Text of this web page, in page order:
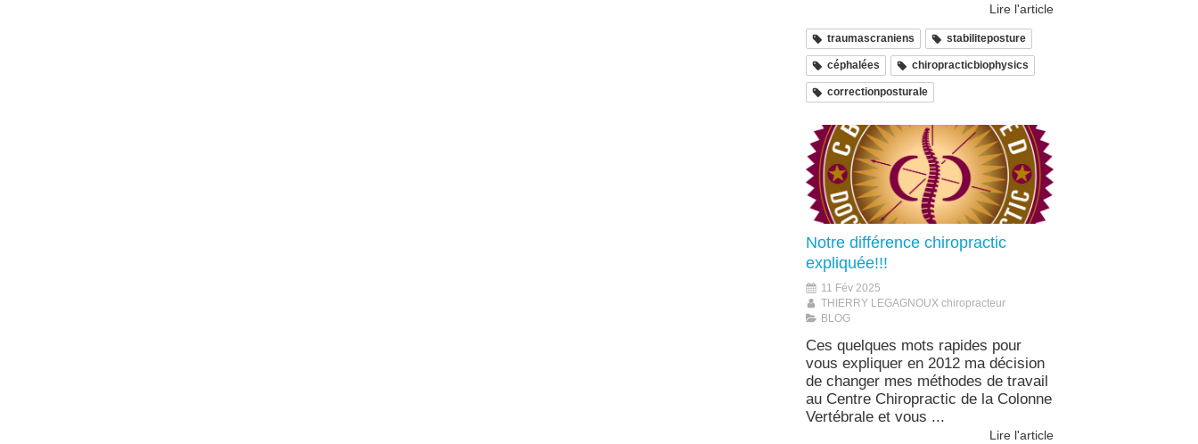
Lire l'article
traumascraniens stabiliteposture
céphalées chiropracticbiophysics
correctionposturale
Notre différence chiropractic
expliquée!!!
11 Fév 2025
THIERRY LEGAGNOUX chiropracteur
BLOG
Ces quelques mots rapides pour
vous expliquer en 2012 ma décision
de changer mes méthodes de travail
au Centre Chiropractic de la Colonne
Vertébrale et vous ...
Lire l'article